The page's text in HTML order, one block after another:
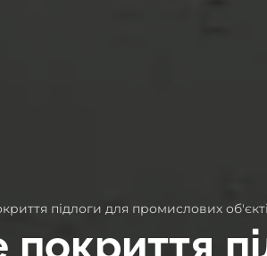
підлоги для промислових